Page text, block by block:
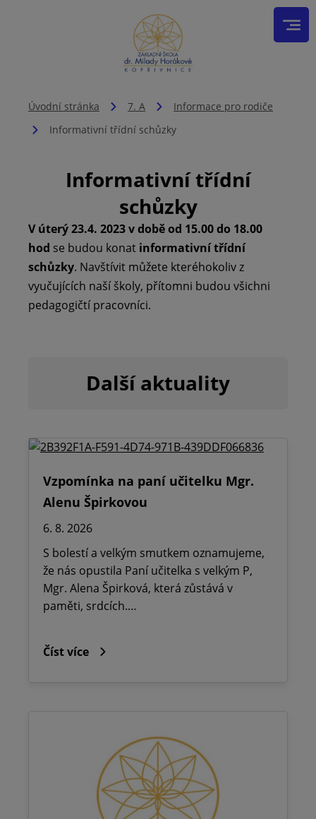
Úvodní stránka 7. A
Informace pro rodiče
Informativní třídní schůzky
Informativní třídní
schůzky
V úterý 23.4. 2023 v době od 15.00 do 18.00
hod se budou konat informativní třídní
schůzky. Navštívit můžete kteréhokoliv z
vyučujících naší školy, přítomni budou všichni
pedagogičtí pracovníci.
Další aktuality
Vzpomínka na paní učitelku Mgr.
Alenu Špirkovou
6. 8. 2026
S bolestí a velkým smutkem oznamujeme,
že nás opustila Paní učitelka s velkým P,
Mgr. Alena Špirková, která zůstává v
paměti, srdcích.…
Číst více